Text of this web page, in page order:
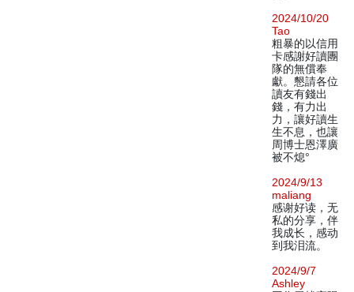
2024/10/20
Tao
粗暴的以信用
卡感謝好讀團
隊的無償奉
獻。懇請各位
讀友有錢出
錢，有力出
力，讓好讀生
生不息，也讓
周博士恩澤廣
被不熄°
2024/9/13
maliang
感谢好读，无
私的分享，伴
我成长，感动
到我泪流。
2024/9/7
Ashley